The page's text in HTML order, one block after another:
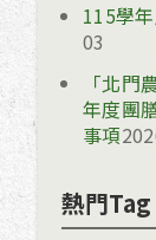
115學
03
「北門
年度團
事項
熱門Tag